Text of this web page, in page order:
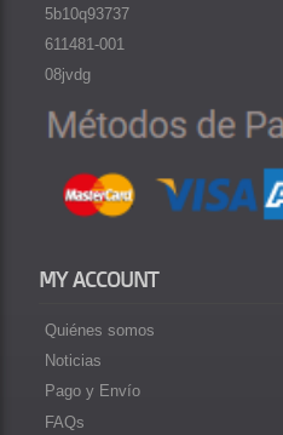
5b10q93737
611481-001
08jvdg
MY ACCOUNT
Quiénes somos
Noticias
Pago y Envío
FAQs